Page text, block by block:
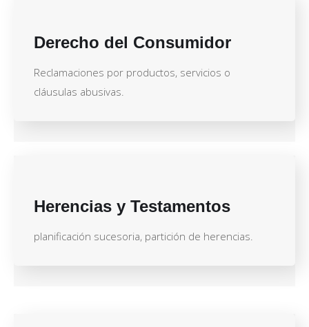
Derecho del Consumidor
Reclamaciones por productos, servicios o
cláusulas abusivas.
Herencias y Testamentos
planificación sucesoria, partición de herencias.